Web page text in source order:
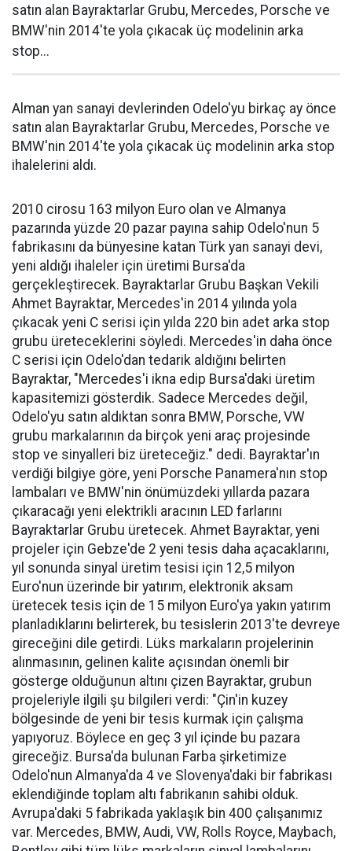
satın alan Bayraktarlar Grubu, Mercedes, Porsche ve
BMW'nin 2014'te yola çıkacak üç modelinin arka
stop...
Alman yan sanayi devlerinden Odelo'yu birkaç ay önce
satın alan Bayraktarlar Grubu, Mercedes, Porsche ve
BMW'nin 2014'te yola çıkacak üç modelinin arka stop
ihalelerini aldı.
2010 cirosu 163 milyon Euro olan ve Almanya
pazarında yüzde 20 pazar payına sahip Odelo'nun 5
fabrikasını da bünyesine katan Türk yan sanayi devi,
yeni aldığı ihaleler için üretimi Bursa'da
gerçekleştirecek. Bayraktarlar Grubu Başkan Vekili
Ahmet Bayraktar, Mercedes'in 2014 yılında yola
çıkacak yeni C serisi için yılda 220 bin adet arka stop
grubu üreteceklerini söyledi. Mercedes'in daha önce
C serisi için Odelo'dan tedarik aldığını belirten
Bayraktar, "Mercedes'i ikna edip Bursa'daki üretim
kapasitemizi gösterdik. Sadece Mercedes değil,
Odelo'yu satın aldıktan sonra BMW, Porsche, VW
grubu markalarının da birçok yeni araç projesinde
stop ve sinyalleri biz üreteceğiz." dedi. Bayraktar'ın
verdiği bilgiye göre, yeni Porsche Panamera'nın stop
lambaları ve BMW'nin önümüzdeki yıllarda pazara
çıkaracağı yeni elektrikli aracının LED farlarını
Bayraktarlar Grubu üretecek. Ahmet Bayraktar, yeni
projeler için Gebze'de 2 yeni tesis daha açacaklarını,
yıl sonunda sinyal üretim tesisi için 12,5 milyon
Euro'nun üzerinde bir yatırım, elektronik aksam
üretecek tesis için de 15 milyon Euro'ya yakın yatırım
planladıklarını belirterek, bu tesislerin 2013'te devreye
gireceğini dile getirdi. Lüks markaların projelerinin
alınmasının, gelinen kalite açısından önemli bir
gösterge olduğunun altını çizen Bayraktar, grubun
projeleriyle ilgili şu bilgileri verdi: "Çin'in kuzey
bölgesinde de yeni bir tesis kurmak için çalışma
yapıyoruz. Böylece en geç 3 yıl içinde bu pazara
gireceğiz. Bursa'da bulunan Farba şirketimize
Odelo'nun Almanya'da 4 ve Slovenya'daki bir fabrikası
eklendiğinde toplam altı fabrikanın sahibi olduk.
Avrupa'daki 5 fabrikada yaklaşık bin 400 çalışanımız
var. Mercedes, BMW, Audi, VW, Rolls Royce, Maybach,